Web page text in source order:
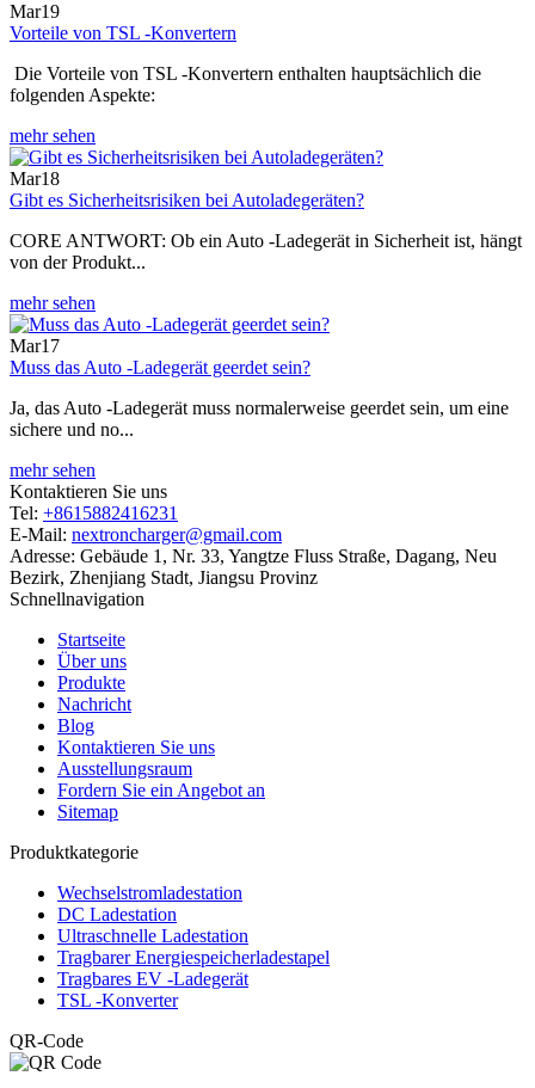
Mar19
Vorteile von TSL -Konvertern
‌ Die Vorteile von TSL -Konvertern enthalten hauptsächlich die
folgenden Aspekte:
mehr sehen
Mar18
Gibt es Sicherheitsrisiken bei Autoladegeräten?
‌CORE ANTWORT‌: Ob ein Auto -Ladegerät in Sicherheit ist, hängt
von der Produkt...
mehr sehen
Mar17
Muss das Auto -Ladegerät geerdet sein?
Ja, das Auto -Ladegerät muss normalerweise geerdet sein, um eine
sichere und no...
mehr sehen
Kontaktieren Sie uns
Tel: +8615882416231
E-Mail: nextroncharger@gmail.com
Adresse: Gebäude 1, Nr. 33, Yangtze Fluss Straße, Dagang, Neu
Bezirk, Zhenjiang Stadt, Jiangsu Provinz
Schnellnavigation
Startseite
Über uns
Produkte
Nachricht
Blog
Kontaktieren Sie uns
Ausstellungsraum
Fordern Sie ein Angebot an
Sitemap
Produktkategorie
Wechselstromladestation
DC Ladestation
Ultraschnelle Ladestation
Tragbarer Energiespeicherladestapel
Tragbares EV -Ladegerät
TSL -Konverter
QR-Code